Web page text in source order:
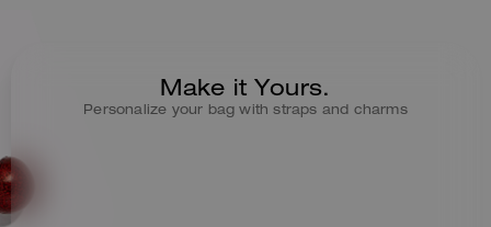
Make it Yours.
Personalize your bag with straps and charms